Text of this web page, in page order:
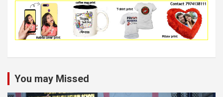
You may Missed